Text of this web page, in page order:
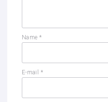
Name *
E-mail *